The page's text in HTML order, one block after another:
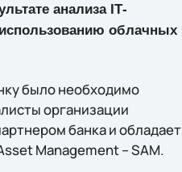
анализа IТ-
облачных
было необходимо
организации
банка и обладает
Management – SAM.